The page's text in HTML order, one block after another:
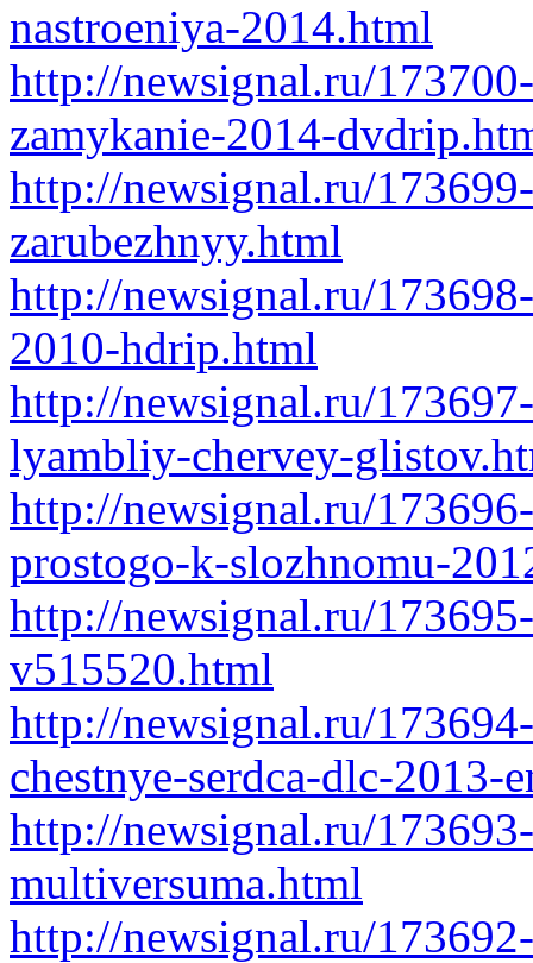
nastroeniya-2014.html
http://newsignal.ru/
zamykanie-2014-
http://newsignal.ru/
zarubezhnyy.html
http://newsignal.ru/
2010-hdrip.html
http://newsignal.ru/
lyambliy-chervey-
http://newsignal.ru/
prostogo-k-slozhnomu-
http://newsignal.ru/
v515520.html
http://newsignal.ru/
chestnye-serdca-dlc-2013-
http://newsignal.ru/
multiversuma.html
http://newsignal.ru/